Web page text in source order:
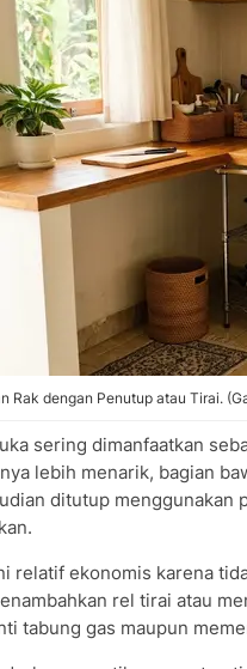
Rak dengan Penutup atau Tirai.
sering dimanfaatkan
lebih menarik, bagian
ditutup menggunakan
relatif ekonomis karena
rel tirai atau
tabung gas maupun